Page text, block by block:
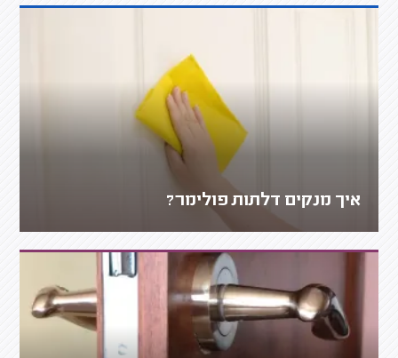
איך מנקים דלתות פולימר?